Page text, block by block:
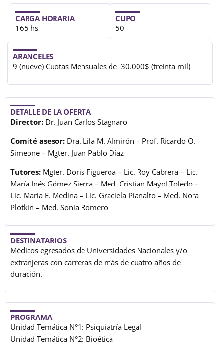
CARGA HORARIA
165 hs
CUPO
50
ARANCELES
9 (nueve) Cuotas Mensuales de 30.000$ (treinta mil)
DETALLE DE LA OFERTA
Director: Dr. Juan Carlos Stagnaro
Comité asesor: Dra. Lila M. Almirón – Prof. Ricardo O.
Simeone – Mgter. Juan Pablo Díaz
Tutores: Mgter. Doris Figueroa – Lic. Roy Cabrera – Lic.
María Inés Gómez Sierra – Med. Cristian Mayol Toledo –
Lic. María E. Medina – Lic. Graciela Pianalto – Med. Nora
Plotkin – Med. Sonia Romero
DESTINATARIOS
Médicos egresados de Universidades Nacionales y/o
extranjeras con carreras de más de cuatro años de
duración.
PROGRAMA
Unidad Temática N°1: Psiquiatría Legal
Unidad Temática N°2: Bioética